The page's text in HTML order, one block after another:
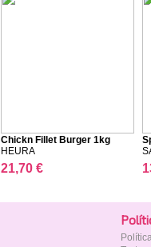
Chickn Fillet Burger 1kg
HEURA
21,70 €